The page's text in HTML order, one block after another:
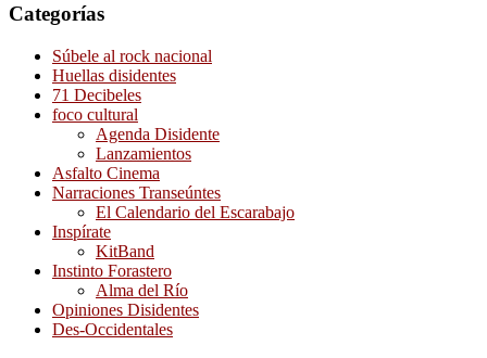
Categorías
Súbele al rock nacional
Huellas disidentes
71 Decibeles
foco cultural
Agenda Disidente
Lanzamientos
Asfalto Cinema
Narraciones Transeúntes
El Calendario del Escarabajo
Inspírate
KitBand
Instinto Forastero
Alma del Río
Opiniones Disidentes
Des-Occidentales